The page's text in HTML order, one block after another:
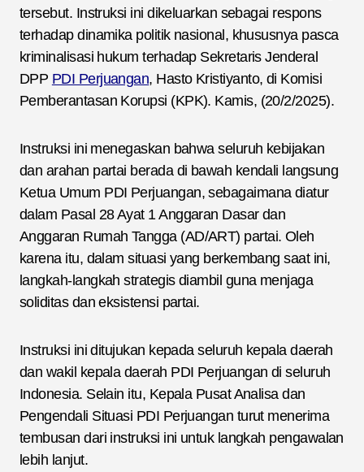
tersebut. Instruksi ini dikeluarkan sebagai respons
terhadap dinamika politik nasional, khususnya pasca
kriminalisasi hukum terhadap Sekretaris Jenderal
DPP PDI Perjuangan, Hasto Kristiyanto, di Komisi
Pemberantasan Korupsi (KPK). Kamis, (20/2/2025).
Instruksi ini menegaskan bahwa seluruh kebijakan
dan arahan partai berada di bawah kendali langsung
Ketua Umum PDI Perjuangan, sebagaimana diatur
dalam Pasal 28 Ayat 1 Anggaran Dasar dan
Anggaran Rumah Tangga (AD/ART) partai. Oleh
karena itu, dalam situasi yang berkembang saat ini,
langkah-langkah strategis diambil guna menjaga
soliditas dan eksistensi partai.
Instruksi ini ditujukan kepada seluruh kepala daerah
dan wakil kepala daerah PDI Perjuangan di seluruh
Indonesia. Selain itu, Kepala Pusat Analisa dan
Pengendali Situasi PDI Perjuangan turut menerima
tembusan dari instruksi ini untuk langkah pengawalan
lebih lanjut.